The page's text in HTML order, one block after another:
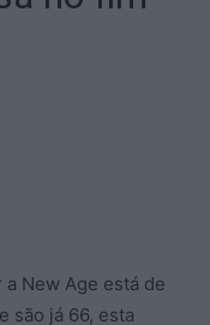
New Age está de
são já 66, esta